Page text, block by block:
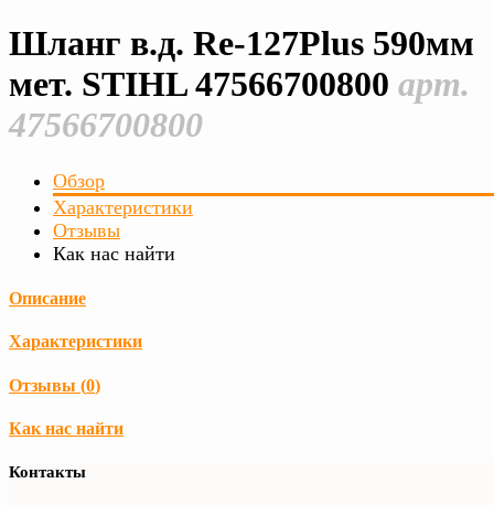
Шланг в.д. Rе-127Plus 590мм
мет. STIHL 47566700800 арт.
47566700800
Обзор
Характеристики
Отзывы
Как нас найти
Описание
Характеристики
Отзывы (0)
Как нас найти
Контакты